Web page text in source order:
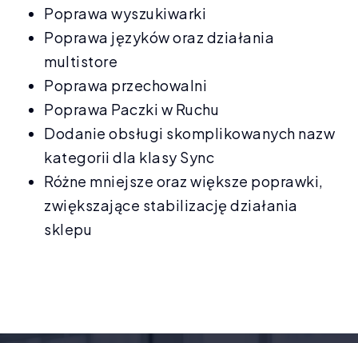
Poprawa wyszukiwarki
Poprawa języków oraz działania
multistore
Poprawa przechowalni
Poprawa Paczki w Ruchu
Dodanie obsługi skomplikowanych nazw
kategorii dla klasy Sync
Różne mniejsze oraz większe poprawki,
zwiększające stabilizację działania
sklepu